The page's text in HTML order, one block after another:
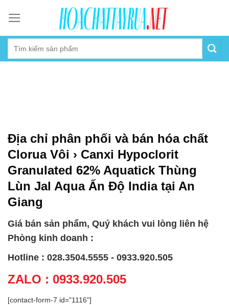
content
Địa chỉ phân phối và bán hóa chất
Clorua Vôi › Canxi Hypoclorit
Granulated 62% Aquatick Thùng
Lùn Jal Aqua Ấn Độ India tại An
Giang
Giá bán sản phẩm, Quý khách vui lòng liên hệ
Phòng kinh doanh :
Hotline : 028.3504.5555 - 0933.920.505
ZALO : 0933.920.505
[contact-form-7 id="1116"]